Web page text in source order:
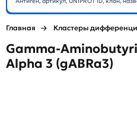
Главная Кластеры
Gamma-
Alpha 3 (gABRa3)